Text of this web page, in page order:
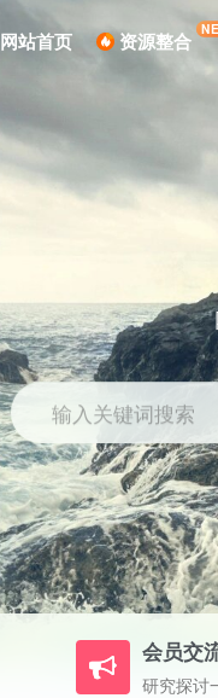
网站首页 资源整合
输入关键词搜索
会员交
研究探讨